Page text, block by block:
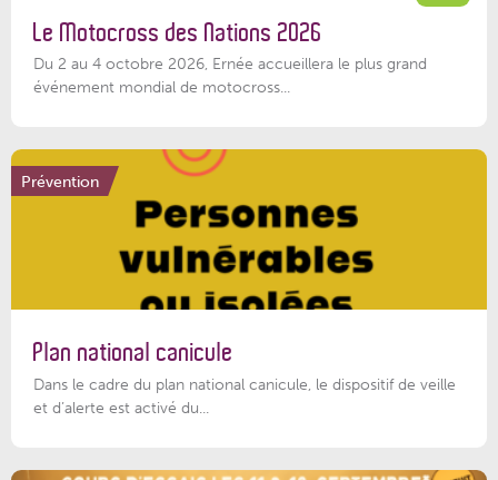
Le Motocross des Nations 2026
Du 2 au 4 octobre 2026, Ernée accueillera le plus grand
événement mondial de motocross...
Prévention
Plan national canicule
Dans le cadre du plan national canicule, le dispositif de veille
et d’alerte est activé du...